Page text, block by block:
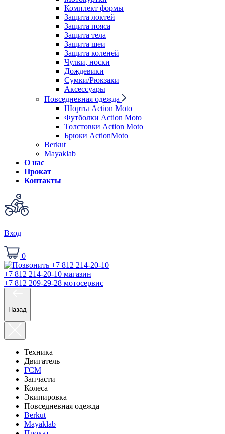
Комплект формы
Защита локтей
Защита пояса
Защита тела
Защита шеи
Защита коленей
Чулки, носки
Дождевики
Сумки/Рюкзаки
Аксессуары
Повседневная одежда
Шорты Action Moto
Футболки Action Moto
Толстовки Action Moto
Брюки ActionMoto
Berkut
Mayaklab
О нас
Прокат
Контакты
Вход
0
+7 812 214-20-10 магазин
+7 812 209-29-28 мотосервис
Назад
Техника
Двигатель
ГСМ
Запчасти
Колеса
Экипировка
Повседневная одежда
Berkut
Mayaklab